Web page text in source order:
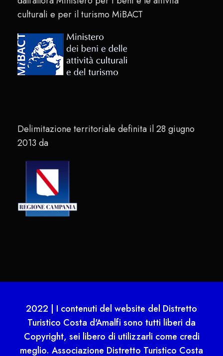
culturali e per il turismo MiBACT
Delimitazione territoriale definita il 28 giugno
2013 da
2022 | I contenuti del website del Distretto
Turistico Costa d'Amalfi sono tutti liberi da
Copyright, sei libero di utilizzarli come credi
meglio. Associazione Distretto Turistico Costa